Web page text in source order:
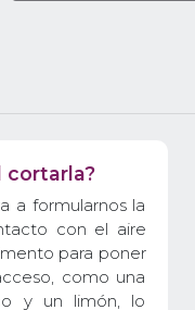
cortarla?
a formularnos la
con el aire
para poner
como una
y un limón, lo